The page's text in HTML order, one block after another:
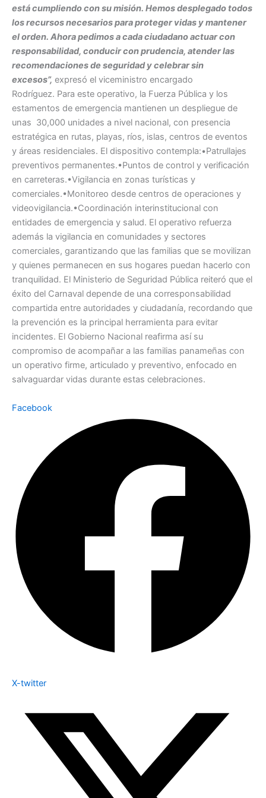
está cumpliendo con su misión. Hemos desplegado todos
los recursos necesarios para proteger vidas y mantener
el orden. Ahora pedimos a cada ciudadano actuar con
responsabilidad, conducir con prudencia, atender las
recomendaciones de seguridad y celebrar sin
excesos”, expresó el viceministro encargado
Rodríguez. Para este operativo, la Fuerza Pública y los
estamentos de emergencia mantienen un despliegue de
unas 30,000 unidades a nivel nacional, con presencia
estratégica en rutas, playas, ríos, islas, centros de eventos
y áreas residenciales. El dispositivo contempla:•Patrullajes
preventivos permanentes.•Puntos de control y verificación
en carreteras.•Vigilancia en zonas turísticas y
comerciales.•Monitoreo desde centros de operaciones y
videovigilancia.•Coordinación interinstitucional con
entidades de emergencia y salud. El operativo refuerza
además la vigilancia en comunidades y sectores
comerciales, garantizando que las familias que se movilizan
y quienes permanecen en sus hogares puedan hacerlo con
tranquilidad. El Ministerio de Seguridad Pública reiteró que el
éxito del Carnaval depende de una corresponsabilidad
compartida entre autoridades y ciudadanía, recordando que
la prevención es la principal herramienta para evitar
incidentes. El Gobierno Nacional reafirma así su
compromiso de acompañar a las familias panameñas con
un operativo firme, articulado y preventivo, enfocado en
salvaguardar vidas durante estas celebraciones.
Facebook
X-twitter